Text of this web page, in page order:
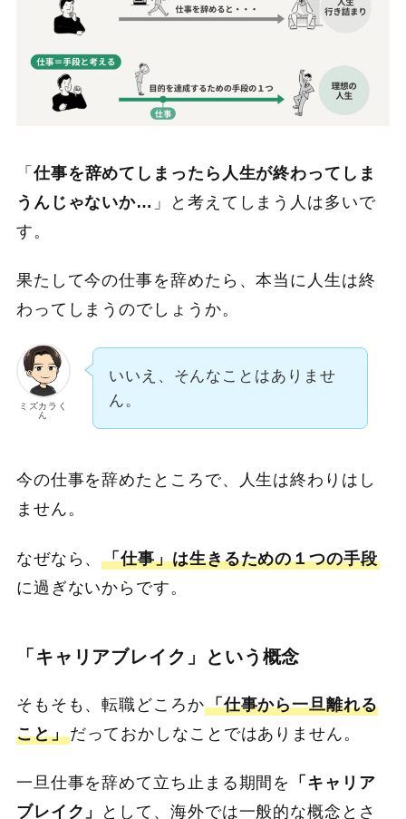
「仕事を辞めてしまったら人生が終わってしま
うんじゃないか… 」と考えてしまう人は多いで
す。
果たして今の仕事を辞めたら、本当に人生は終
わってしまうのでしょうか。
ミズカラく
ん
いいえ、そんなことはありませ
ん。
今の仕事を辞めたところで、人生は終わりはし
ません。
なぜなら、「仕事」は生きるための１つの手段
に過ぎないからです。
「キャリアブレイク」という概念
そもそも、転職どころか「仕事から一旦離れる
こと」だっておかしなことではありません。
一旦仕事を辞めて立ち止まる期間を
「キャリア
ブレイク」
として、海外では一般的な概念とさ